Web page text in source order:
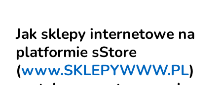
Jak sklepy internetowe na
platformie sStore
(www.SKLEPYWWW.PL)